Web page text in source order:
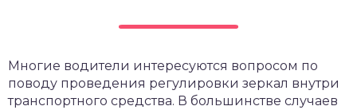
Многие водители интересуются вопросом по
поводу проведения регулировки зеркал внутри
транспортного средства. В большинстве случаев